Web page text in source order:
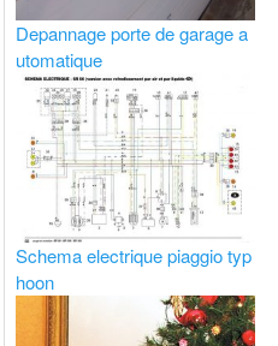
Depannage porte de garage a
utomatique
Schema electrique piaggio typ
hoon